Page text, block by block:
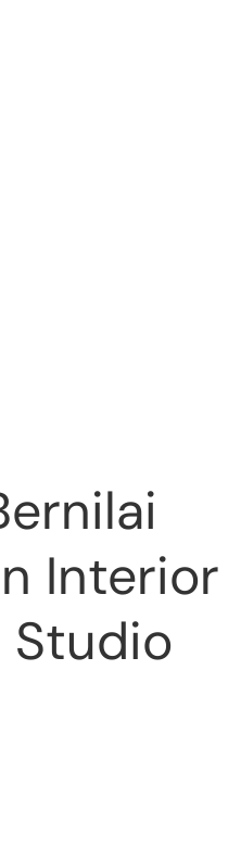
Interior
Studio